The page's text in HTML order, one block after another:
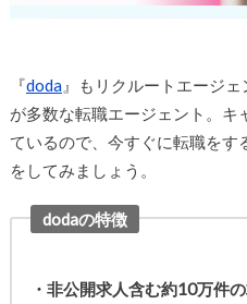
『doda』もリクルートエージェ
が多数な転職エージェント。キ
ているので、今すぐに転職をす
をしてみましょう。
dodaの特徴
・非公開求人含む約10万件